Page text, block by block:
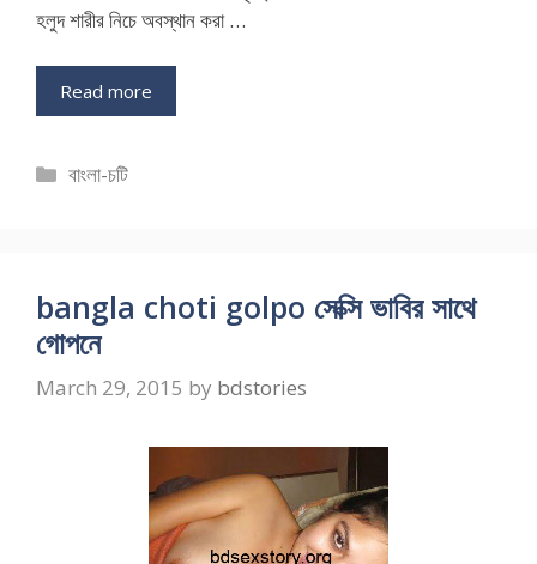
হলুদ শারীর নিচে অবস্থান করা …
Read more
Categories
বাংলা-চটি
bangla choti golpo সেক্সি ভাবির সাথে
গোপনে
March 29, 2015 by bdstories